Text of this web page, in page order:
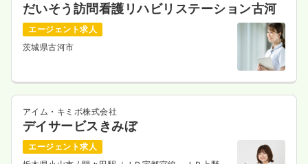
だいそう訪問看護リハビリステーション古河
エージェント求人
茨城県古河市
アイム・キミボ株式会社
デイサービスきみぼ
エージェント求人